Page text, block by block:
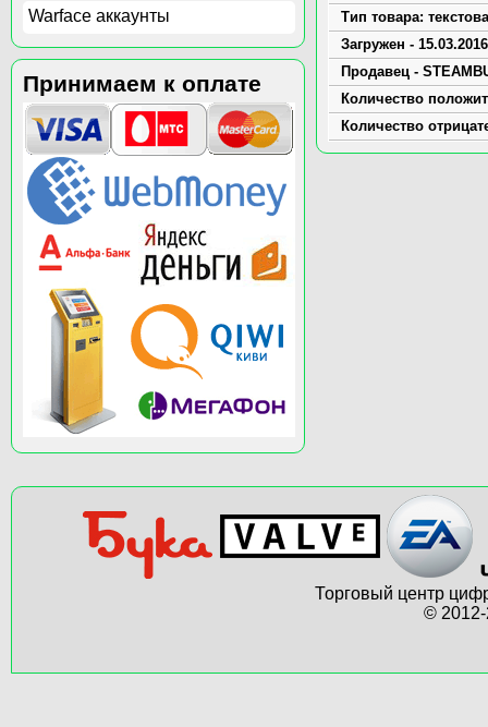
Warface аккаунты
Принимаем к оплате
Тип товара:
Загружен -
Продавец -
Количество
Количество
Торговый центр
©